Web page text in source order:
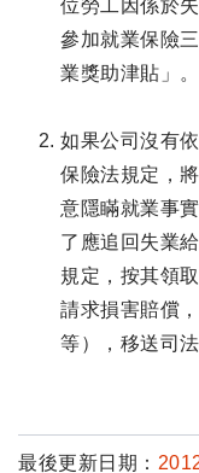
位勞工因係於
參加就業保險
業獎助津貼」。
如果公司沒有
保險法規定，
意隱瞞就業事
了應追回失業
規定，按其領
請求損害賠償
等），移送司法
最後更新日期：